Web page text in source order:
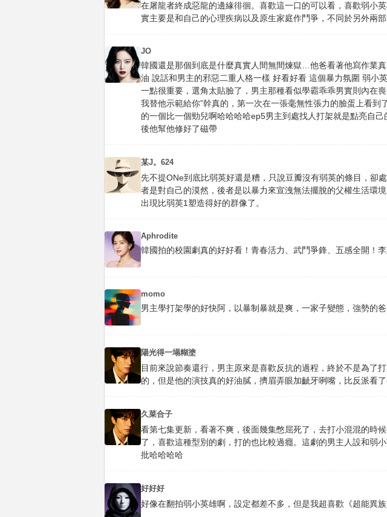
在屠龍者終成惡龍的邊緣徘徊。喜歡這一口的可以看，喜歡弱小
實主要是和自己的心理疾病以及原生家庭作鬥爭，不同於另外兩
JO
韓國還是那個到底是什麼真實人間無間煉獄…他爸看著他寫作業
油 說話和男主的邪惡二重人格一樣 好看好看 這個暴力氛圍 弱小
一點很重要，選角太貼臉了，男主那種看似學霸乖乖男實則內在
我替他示範給你”幹真的，第一次在一張毫無性張力的臉蛋上看
的一個比一個勁兒啊哈哈哈哈ep5男主到處找人打架就是點亮自
後他幫他修好了磁帶
某J。624
先不提ONe到底比弱英好還是糟，只說豆瓣沒有弱英的條目，卻
者是對自己的漠然，後者是以暴力來宣洩無法擺脫的父權生活環
出現比弱英1塑造得好的群像了。
Aphrodite
韓國拍的校園劇真的好好看！青春活力、武鬥爭鋒、五感全開！李
momo
男主學打架學的好快阿，以暴制暴就是爽，一家子變態，強勢的
陽光得一塌糊塗
目前來說節奏還行，男主原來是喜歡反抗的過程，終於不是為了
的，但是他的演技真的好油膩，擠眉弄眼加齜牙咧嘴，比反派看
久菜合子
看第七集更新，看著不爽，後面幾集憋屈死了，去打小混混的時
了，喜歡這種型別的劇，打的也比較過癮。這劇的男主人設和弱
批哈哈哈哈
好好好
好像在翻拍弱小英雄啊，設定都差不多，但是我超喜歡《超能異